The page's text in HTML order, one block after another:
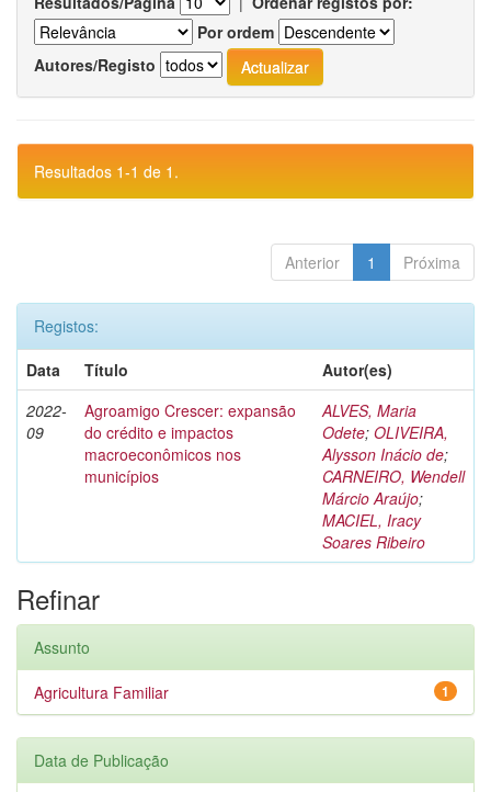
Por ordem
Autores/Registo
Resultados 1-1 de 1.
Anterior 1 Próxima
Registos:
Data
Título
Autor(es)
2022-
09
Agroamigo Crescer: expansão
do crédito e impactos
macroeconômicos nos
municípios
ALVES, Maria
Odete; OLIVEIRA,
Alysson Inácio de;
CARNEIRO, Wendell
Márcio Araújo;
MACIEL, Iracy
Soares Ribeiro
Refinar
Assunto
1
Agricultura Familiar
Data de Publicação